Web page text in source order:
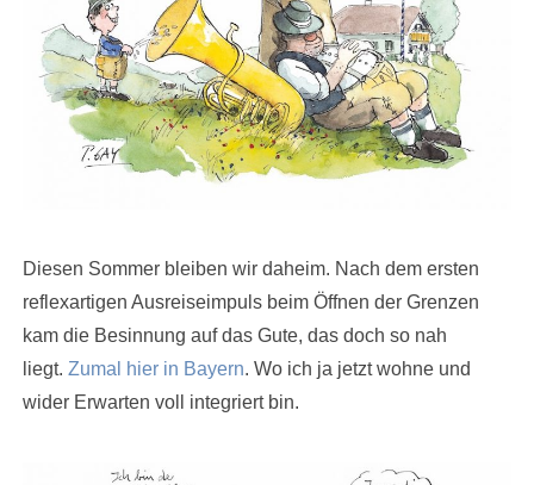
Diesen Sommer bleiben wir daheim. Nach dem ersten
reflexartigen Ausreiseimpuls beim Öffnen der Grenzen
kam die Besinnung auf das Gute, das doch so nah
liegt. Zumal hier in Bayern. Wo ich ja jetzt wohne und
wider Erwarten voll integriert bin.